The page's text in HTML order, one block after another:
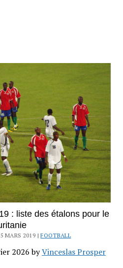
: liste des étalons pour le
MARS 2019 |FOOTBALL
2026 byVinceslas Prosper